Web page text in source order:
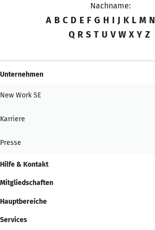
Nachname:
A B C D E F G H I J K L M N
Q R S T U V W X Y Z
Unternehmen
New Work SE
Karriere
Presse
Hilfe & Kontakt
Mitgliedschaften
Hauptbereiche
Services